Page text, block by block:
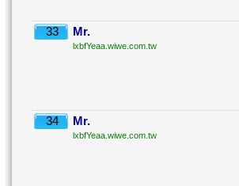
33 Mr.
lxbfYeaa.wiwe.com.tw
34 Mr.
lxbfYeaa.wiwe.com.tw